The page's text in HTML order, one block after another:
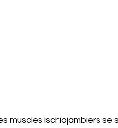
muscles ischiojambiers se